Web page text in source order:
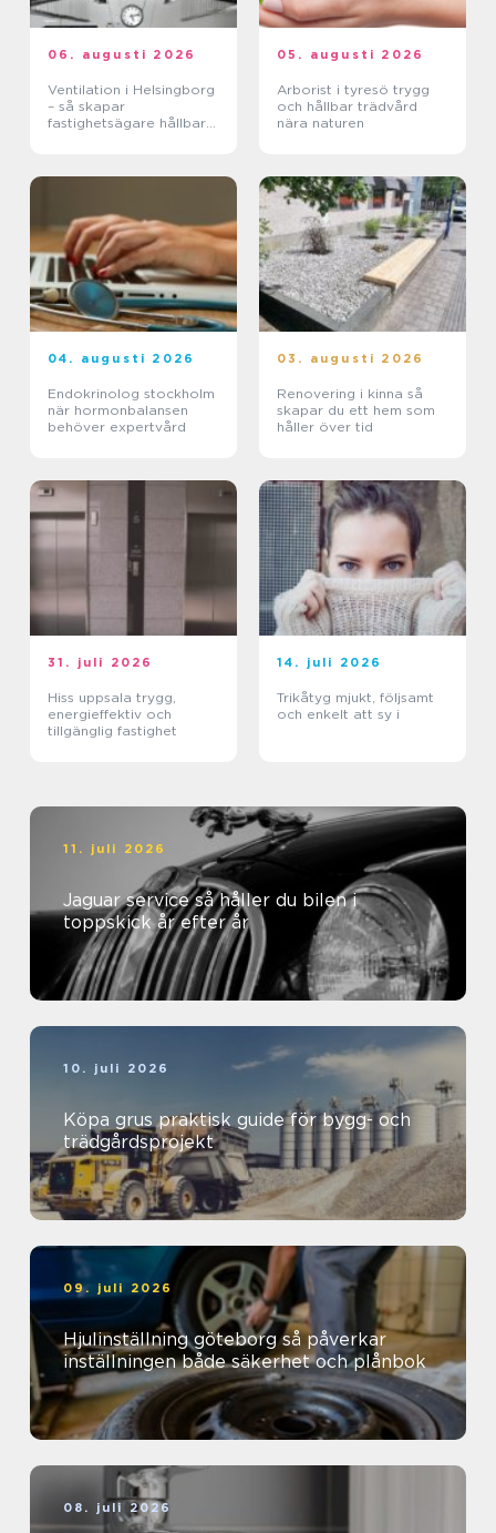
06. augusti 2026
Ventilation i Helsingborg
– så skapar
fastighetsägare hållbara
05. augusti 2026
Arborist i tyresö trygg
och hållbar trädvård
nära naturen
04. augusti 2026
Endokrinolog stockholm
när hormonbalansen
behöver expertvård
03. augusti 2026
Renovering i kinna så
skapar du ett hem som
håller över tid
31. juli 2026
Hiss uppsala trygg,
energieffektiv och
tillgänglig fastighet
14. juli 2026
Trikåtyg mjukt, följsamt
och enkelt att sy i
11. juli 2026
Jaguar service så håller du bilen i
toppskick år efter år
10. juli 2026
Köpa grus praktisk guide för bygg- och
trädgårdsprojekt
09. juli 2026
Hjulinställning göteborg så påverkar
inställningen både säkerhet och plånbok
08. juli 2026